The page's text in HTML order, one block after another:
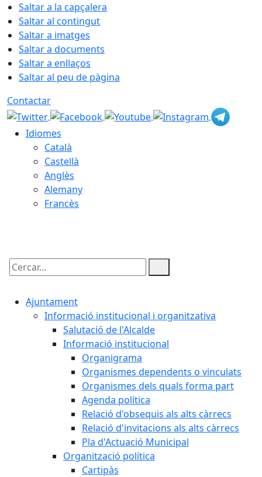
Saltar a la capçalera
Saltar al contingut
Saltar a imatges
Saltar a documents
Saltar a enllaços
Saltar al peu de pàgina
Contactar
Idiomes
Català
Castellà
Anglès
Alemany
Francès
Cercar:
Ajuntament
Informació institucional i organitzativa
Salutació de l'Alcalde
Informació institucional
Organigrama
Organismes dependents o vinculats
Organismes dels quals forma part
Agenda política
Relació d'obsequis als alts càrrecs
Relació d'invitacions als alts càrrecs
Pla d'Actuació Municipal
Organització política
Cartipàs